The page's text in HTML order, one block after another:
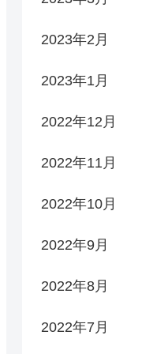
2023年2月
2023年1月
2022年12月
2022年11月
2022年10月
2022年9月
2022年8月
2022年7月